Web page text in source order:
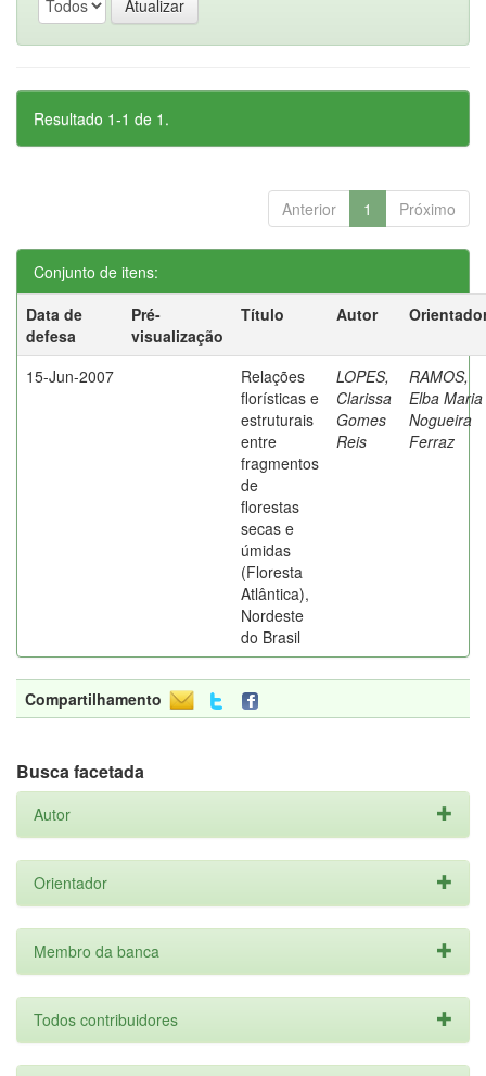
Resultado 1-1 de 1.
Anterior 1 Próximo
Conjunto de itens:
Data de
defesa
Pré-
visualização
Título Autor
15-Jun-2007
Relações
florísticas e
estruturais
entre
fragmentos
de
florestas
secas e
úmidas
(Floresta
Atlântica),
Nordeste
do Brasil
LOPES,
Clarissa
Gomes
Reis
RAMOS,
Elba Maria
Nogueira
Ferraz
Compartilhamento
Busca facetada
Autor
Orientador
Membro da banca
Todos contribuidores